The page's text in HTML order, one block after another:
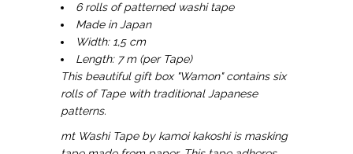
6 rolls of patterned washi tape
Made in Japan
Width: 1,5 cm
Length: 7 m (per Tape)
This beautiful gift box "Wamon" contains six
rolls of Tape with traditional Japanese
patterns.
mt Washi Tape by kamoi kakoshi is masking